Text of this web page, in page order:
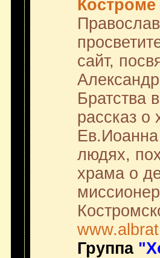
Костроме
сайт,
Братства
рассказ
людях,
храма о
Группа